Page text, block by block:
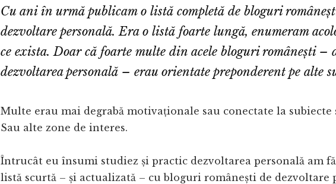
Cu ani în urmă publicam o listă completă de bloguri
dezvoltare personală. Era o listă foarte lungă, enumeram
ce exista. Doar că foarte multe din acele bloguri românești –
dezvoltarea personală – erau orientate preponderent pe alte
Multe erau mai degrabă motivaționale sau conectate la
Sau alte zone de interes.
Întrucât eu însumi studiez și practic dezvoltarea personală am
listă scurtă – și actualizată – cu bloguri românești de dezvoltare